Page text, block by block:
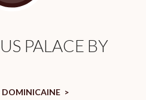
PALACE BY
DOMINICAINE >